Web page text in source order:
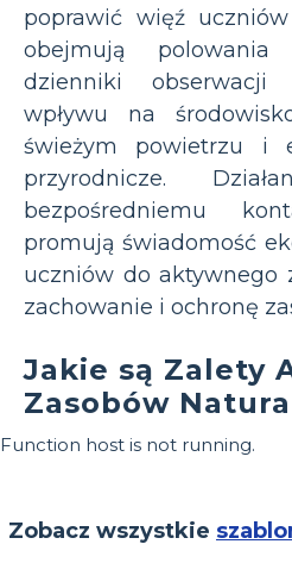
poprawić więź
obejmują polowania
dzienniki obserwacji
wpływu na
świeżym powietrzu i
przyrodnicze.
bezpośredniemu
promują świadomość
uczniów do aktywnego
zachowanie i ochronę
Jakie są Zalety
Zasobów
Function host is not running.
Zobacz wszystkie